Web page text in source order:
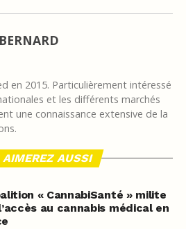
en 2015. Particulièrement intéressé
et les différents marchés
une connaissance extensive de la
AIMEREZ AUSSI
« CannabiSanté » milite
au cannabis médical en